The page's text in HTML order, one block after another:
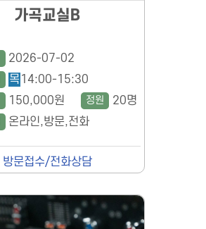
방문접수/전화상담
가곡교실B
2026-07-02
목14:00-15:30
150,000원 정원 20명
온라인,방문,전화